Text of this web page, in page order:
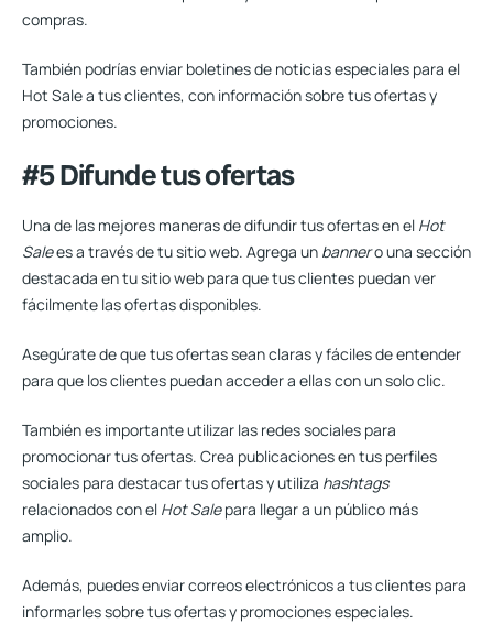
compras.
También podrías enviar boletines de noticias especiales para el
Hot Sale a tus clientes, con información sobre tus ofertas y
promociones.
#5 Difunde tus ofertas
Una de las mejores maneras de difundir tus ofertas en el Hot
Salees a través de tu sitio web. Agrega un bannero una sección
destacada en tu sitio web para que tus clientes puedan ver
fácilmente las ofertas disponibles.
Asegúrate de que tus ofertas sean claras y fáciles de entender
para que los clientes puedan acceder a ellas con un solo clic.
También es importante utilizar las redes sociales para
promocionar tus ofertas. Crea publicaciones en tus perfiles
sociales para destacar tus ofertas y utiliza hashtags
relacionados con el Hot Salepara llegar a un público más
amplio.
Además, puedes enviar correos electrónicos a tus clientes para
informarles sobre tus ofertas y promociones especiales.